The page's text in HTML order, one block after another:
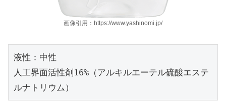
画像引用：https://www.yashinomi.jp/
液性：中性
人工界面活性剤16%（アルキルエーテル硫酸エステ
ルナトリウム）